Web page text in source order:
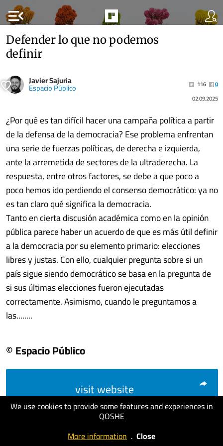
menu_open
We use cookies to provide some features and experiences in
QOSHE
More information . Close
Defender lo que no podemos
definir
Javier Sajuria
Espacio Público 116
0
02.09.2025
¿Por qué es tan difícil hacer una campaña política a partir
de la defensa de la democracia? Ese problema enfrentan
una serie de fuerzas políticas, de derecha e izquierda,
ante la arremetida de sectores de la ultraderecha. La
respuesta, entre otros factores, se debe a que poco a
poco hemos ido perdiendo el consenso democrático: ya no
es tan claro qué significa la democracia.
Tanto en cierta discusión académica como en la opinión
pública parece haber un acuerdo de que es más útil definir
a la democracia por su elemento primario: elecciones
libres y justas. Con ello, cualquier pregunta sobre si un
país sigue siendo democrático se basa en la pregunta de
si sus últimas elecciones fueron ejecutadas
correctamente. Asimismo, cuando le preguntamos a
las........
© Espacio Público
visit website